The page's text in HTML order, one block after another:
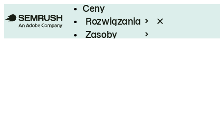
Ceny
Rozwiązania
Zasoby